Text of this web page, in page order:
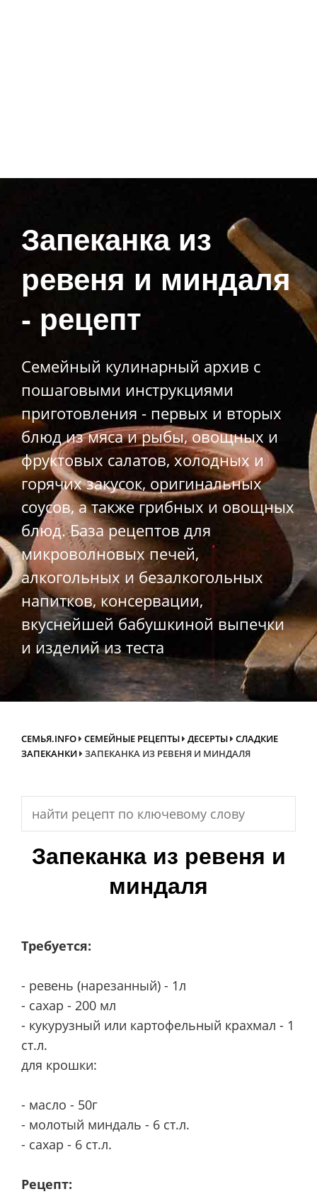
Запеканка из
ревеня и миндаля
- рецепт
Семейный кулинарный архив с
пошаговыми инструкциями
приготовления - первых и вторых
блюд из мяса и рыбы, овощных и
фруктовых салатов, холодных и
горячих закусок, оригинальных
соусов, а также грибных и овощных
блюд. База рецептов для
микроволновых печей,
алкогольных и безалкогольных
напитков, консервации,
вкуснейшей бабушкиной выпечки
и изделий из теста
СЕМЬЯ.INFO СЕМЕЙНЫЕ РЕЦЕПТЫ ДЕСЕРТЫ
СЛАДКИЕ
ЗАПЕКАНКИ
ЗАПЕКАНКА ИЗ РЕВЕНЯ И МИНДАЛЯ
Search
Запеканка из ревеня и
миндаля
Требуется:
- ревень (нарезанный) - 1л
- сахар - 200 мл
- кукурузный или картофельный крахмал - 1
ст.л.
для крошки:
- масло - 50г
- молотый миндаль - 6 ст.л.
- сахар - 6 ст.л.
Рецепт: